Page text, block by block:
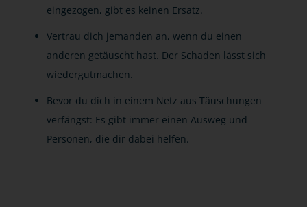
eingezogen, gibt es keinen Ersatz.
Vertrau dich jemanden an, wenn du einen
anderen getäuscht hast. Der Schaden lässt sich
wiedergutmachen.
Bevor du dich in einem Netz aus Täuschungen
verfängst: Es gibt immer einen Ausweg und
Personen, die dir dabei helfen.